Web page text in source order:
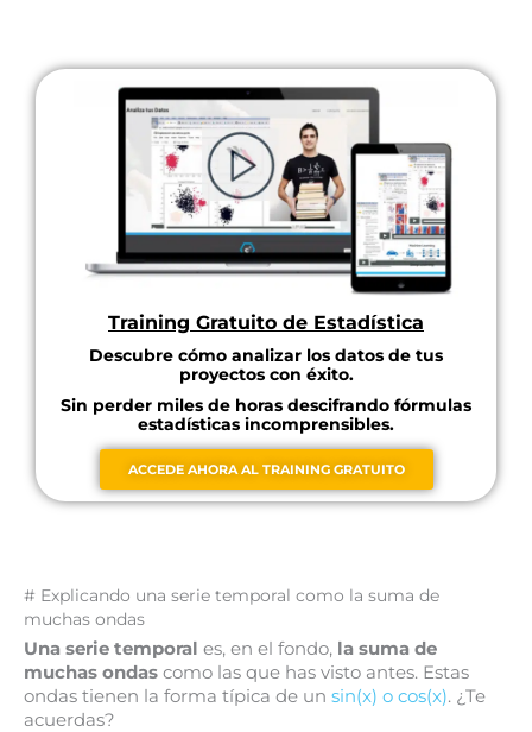
Training Gratuito de Estadística
Descubre cómo analizar los datos de tus
proyectos con éxito.
Sin perder miles de horas descifrando fórmulas
estadísticas incomprensibles.
ACCEDE AHORA AL TRAINING GRATUITO
# Explicando una serie temporal como la suma de
muchas ondas
Una serie temporal es, en el fondo, la suma de
muchas ondas como las que has visto antes. Estas
ondas tienen la forma típica de un sin(x) o cos(x). ¿Te
acuerdas?